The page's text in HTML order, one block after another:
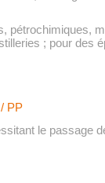
pétrochimiques,
; pour des
PP
le passage